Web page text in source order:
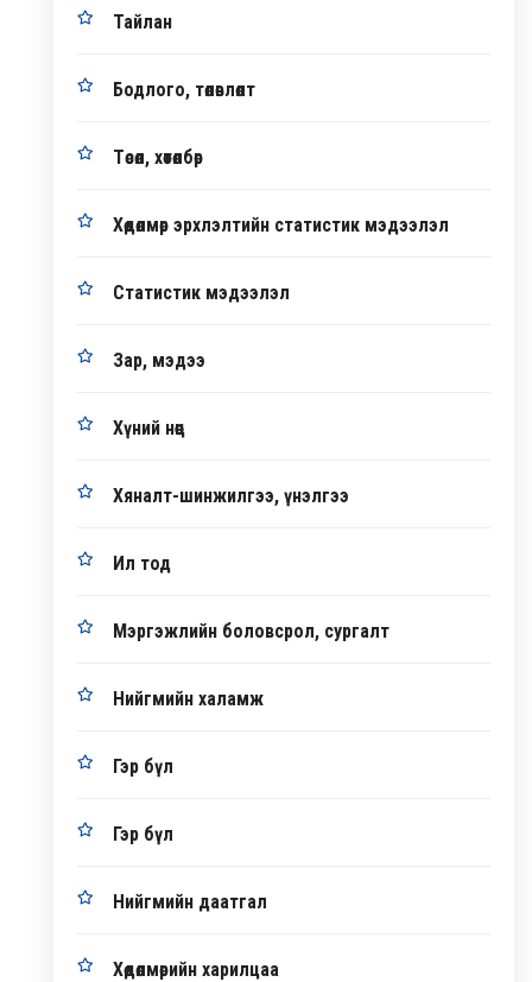
Тайлан
Бодлого, төлөвлөлт
Төсөл, хөтөлбөр
Хөдөлмөр эрхлэлтийн статистик мэдээлэл
Статистик мэдээлэл
Зар, мэдээ
Хүний нөөц
Хяналт-шинжилгээ, үнэлгээ
Ил тод
Мэргэжлийн боловсрол, сургалт
Нийгмийн халамж
Гэр бүл
Гэр бүл
Нийгмийн даатгал
Хөдөлмөрийн харилцаа